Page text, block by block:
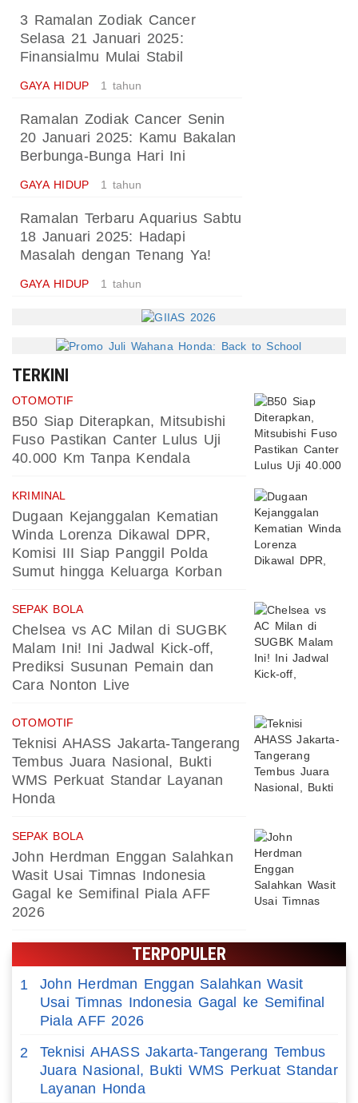
3 Ramalan Zodiak Cancer
Selasa 21 Januari 2025:
Finansialmu Mulai Stabil
GAYA HIDUP 1 tahun
Ramalan Zodiak Cancer Senin
20 Januari 2025: Kamu Bakalan
Berbunga-Bunga Hari Ini
GAYA HIDUP 1 tahun
Ramalan Terbaru Aquarius Sabtu
18 Januari 2025: Hadapi
Masalah dengan Tenang Ya!
GAYA HIDUP 1 tahun
TERKINI
OTOMOTIF
B50 Siap Diterapkan, Mitsubishi
Fuso Pastikan Canter Lulus Uji
40.000 Km Tanpa Kendala
KRIMINAL
Dugaan Kejanggalan Kematian
Winda Lorenza Dikawal DPR,
Komisi III Siap Panggil Polda
Sumut hingga Keluarga Korban
SEPAK BOLA
Chelsea vs AC Milan di SUGBK
Malam Ini! Ini Jadwal Kick-off,
Prediksi Susunan Pemain dan
Cara Nonton Live
OTOMOTIF
Teknisi AHASS Jakarta-Tangerang
Tembus Juara Nasional, Bukti
WMS Perkuat Standar Layanan
Honda
SEPAK BOLA
John Herdman Enggan Salahkan
Wasit Usai Timnas Indonesia
Gagal ke Semifinal Piala AFF
2026
TERPOPULER
1
John Herdman Enggan Salahkan Wasit
Usai Timnas Indonesia Gagal ke Semifinal
Piala AFF 2026
2
Teknisi AHASS Jakarta-Tangerang Tembus
Juara Nasional, Bukti WMS Perkuat Standar
Layanan Honda